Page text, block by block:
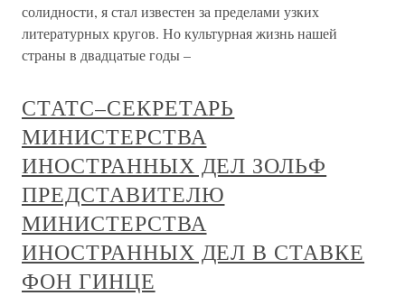
солидности, я стал известен за пределами узких
литературных кругов. Но культурная жизнь нашей
страны в двадцатые годы –
СТАТС–СЕКРЕТАРЬ
МИНИСТЕРСТВА
ИНОСТРАННЫХ ДЕЛ ЗОЛЬФ
ПРЕДСТАВИТЕЛЮ
МИНИСТЕРСТВА
ИНОСТРАННЫХ ДЕЛ В СТАВКЕ
ФОН ГИНЦЕ